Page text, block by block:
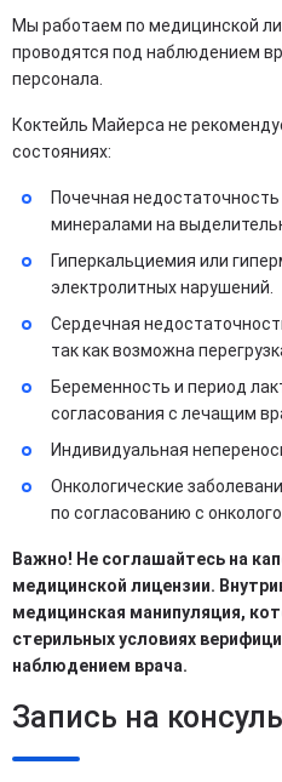
Мы работаем по медицинской
проводятся под наблюдением
персонала.
Коктейль Майерса не
состояниях:
Почечная недостаточность
минералами на
Гиперкальциемия или
электролитных нарушений.
Сердечная
так как возможна
Беременность и период
согласования с лечащим
Индивидуальная
Онкологические
по согласованию с
Важно! Не соглашайтесь на
медицинской лицензии.
медицинская манипуляция,
стерильных условиях
наблюдением врача. ​
Запись на